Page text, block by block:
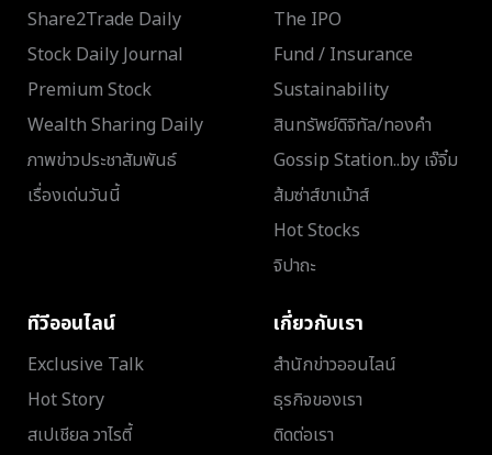
Share2Trade Daily
Stock Daily Journal
Premium Stock
Wealth Sharing Daily
ภาพข่าวประชาสัมพันธ์
เรื่องเด่นวันนี้
The IPO
Fund / Insurance
Sustainability
สินทรัพย์ดิจิทัล/ทองคำ
Gossip Station..by เจ๊จิ๋ม
ส้มซ่าส์ขาเม้าส์
Hot Stocks
จิปาถะ
ทีวีออนไลน์
Exclusive Talk
Hot Story
สเปเชียล วาไรตี้
เกี่ยวกับเรา
สำนักข่าวออนไลน์
ธุรกิจของเรา
ติดต่อเรา